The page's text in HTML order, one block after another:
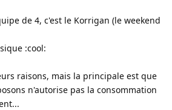
de 4, c'est le Korrigan (le weekend
:cool:
raisons, mais la principale est que
n'autorise pas la consommation